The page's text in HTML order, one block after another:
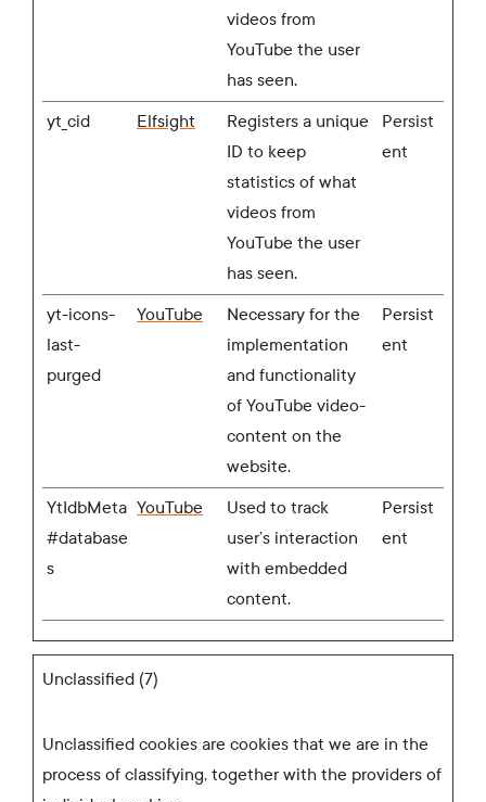
videos from
YouTube the user
has seen.
yt_cid Elfsight
Registers a unique
ID to keep
statistics of what
videos from
YouTube the user
has seen.
Persist
ent
yt-icons-
last-
purged
YouTube
Necessary for the
implementation
and functionality
of YouTube video-
content on the
website.
Persist
ent
YtIdbMeta
#database
s
YouTube
Used to track
user’s interaction
with embedded
content.
Persist
ent
Unclassified (7)
Unclassified cookies are cookies that we are in the
process of classifying, together with the providers of